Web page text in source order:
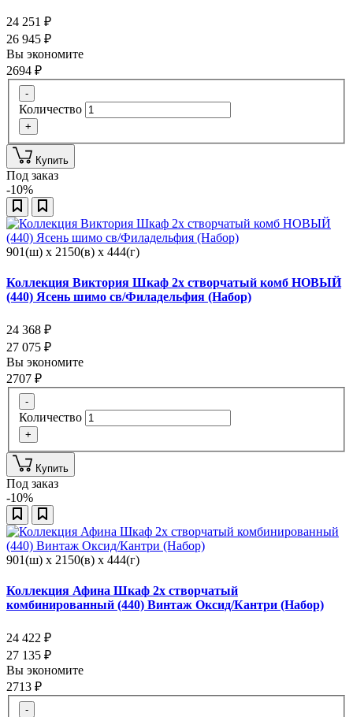
24 251 ₽
26 945 ₽
Вы экономите
2694 ₽
-
Количество
+
Купить
Под заказ
-10%
901(ш) x 2150(в) x 444(г)
Коллекция Виктория Шкаф 2х створчатый комб НОВЫЙ
(440) Ясень шимо св/Филадельфия (Набор)
24 368 ₽
27 075 ₽
Вы экономите
2707 ₽
-
Количество
+
Купить
Под заказ
-10%
901(ш) x 2150(в) x 444(г)
Коллекция Афина Шкаф 2х створчатый
комбинированный (440) Винтаж Оксид/Кантри (Набор)
24 422 ₽
27 135 ₽
Вы экономите
2713 ₽
-